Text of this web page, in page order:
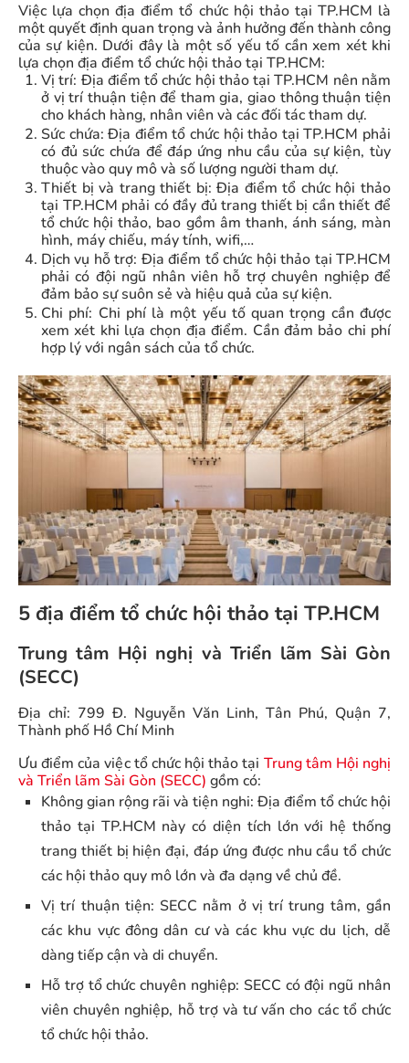
Việc lựa chọn địa điểm tổ chức hội thảo tại TP.HCM là
một quyết định quan trọng và ảnh hưởng đến thành công
của sự kiện. Dưới đây là một số yếu tố cần xem xét khi
lựa chọn địa điểm tổ chức hội thảo tại TP.HCM:
Vị trí: Địa điểm tổ chức hội thảo tại TP.HCM nên nằm
ở vị trí thuận tiện để tham gia, giao thông thuận tiện
cho khách hàng, nhân viên và các đối tác tham dự.
Sức chứa: Địa điểm tổ chức hội thảo tại TP.HCM phải
có đủ sức chứa để đáp ứng nhu cầu của sự kiện, tùy
thuộc vào quy mô và số lượng người tham dự.
Thiết bị và trang thiết bị: Địa điểm tổ chức hội thảo
tại TP.HCM phải có đầy đủ trang thiết bị cần thiết để
tổ chức hội thảo, bao gồm âm thanh, ánh sáng, màn
hình, máy chiếu, máy tính, wifi,…
Dịch vụ hỗ trợ: Địa điểm tổ chức hội thảo tại TP.HCM
phải có đội ngũ nhân viên hỗ trợ chuyên nghiệp để
đảm bảo sự suôn sẻ và hiệu quả của sự kiện.
Chi phí: Chi phí là một yếu tố quan trọng cần được
xem xét khi lựa chọn địa điểm. Cần đảm bảo chi phí
hợp lý với ngân sách của tổ chức.
5 địa điểm tổ chức hội thảo tại TP.HCM
Trung tâm Hội nghị và Triển lãm Sài Gòn
(SECC)
Địa chỉ: 799 Đ. Nguyễn Văn Linh, Tân Phú, Quận 7,
Thành phố Hồ Chí Minh
Ưu điểm của việc tổ chức hội thảo tại Trung tâm Hội nghị
và Triển lãm Sài Gòn (SECC) gồm có:
Không gian rộng rãi và tiện nghi: Địa điểm tổ chức hội
thảo tại TP.HCM này có diện tích lớn với hệ thống
trang thiết bị hiện đại, đáp ứng được nhu cầu tổ chức
các hội thảo quy mô lớn và đa dạng về chủ đề.
Vị trí thuận tiện: SECC nằm ở vị trí trung tâm, gần
các khu vực đông dân cư và các khu vực du lịch, dễ
dàng tiếp cận và di chuyển.
Hỗ trợ tổ chức chuyên nghiệp: SECC có đội ngũ nhân
viên chuyên nghiệp, hỗ trợ và tư vấn cho các tổ chức
tổ chức hội thảo.